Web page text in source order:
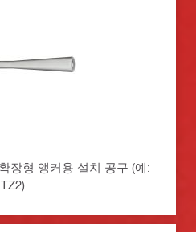
장형 앵커용 설치 공구 (예: